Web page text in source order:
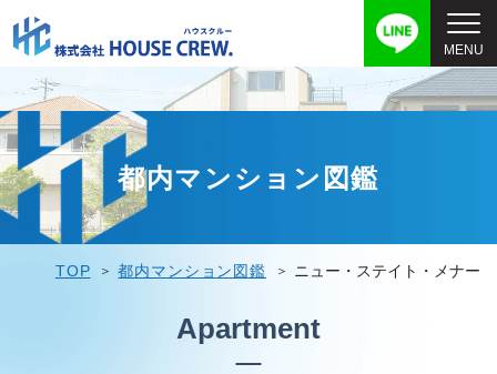
都内マンション図鑑
TOP 都内マンション図鑑 ニュー・ステイト・メナー
Apartment